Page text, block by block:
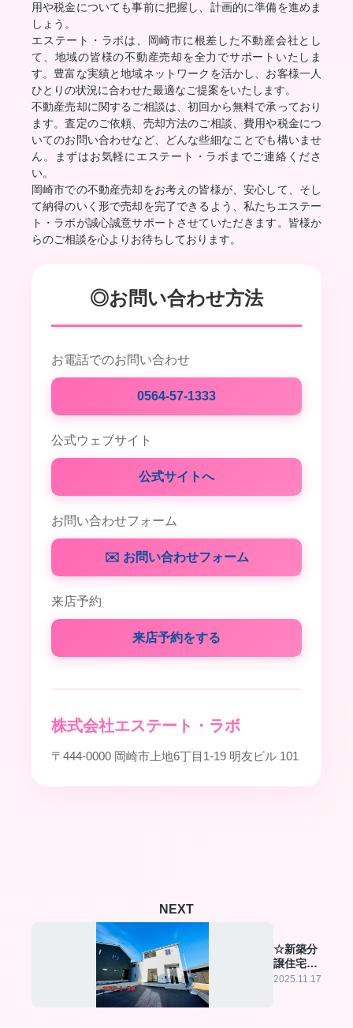
用や税金についても事前に把握し、計画的に準備を進めま
しょう。
エステート・ラボは、岡崎市に根差した不動産会社とし
て、地域の皆様の不動産売却を全力でサポートいたしま
す。豊富な実績と地域ネットワークを活かし、お客様一人
ひとりの状況に合わせた最適なご提案をいたします。
不動産売却に関するご相談は、初回から無料で承っており
ます。査定のご依頼、売却方法のご相談、費用や税金につ
いてのお問い合わせなど、どんな些細なことでも構いませ
ん。まずはお気軽にエステート・ラボまでご連絡くださ
い。
岡崎市での不動産売却をお考えの皆様が、安心して、そし
て納得のいく形で売却を完了できるよう、私たちエステー
ト・ラボが誠心誠意サポートさせていただきます。皆様か
らのご相談を心よりお待ちしております。
◎お問い合わせ方法
お電話でのお問い合わせ
0564-57-1333
公式ウェブサイト
公式サイトへ
お問い合わせフォーム
✉️ お問い合わせフォーム
来店予約
来店予約をする
株式会社エステート・ラボ
〒444-0000 岡崎市上地6丁目1-19 明友ビル 101
NEXT
☆新築分
譲住宅完
成☆
2025.11.17